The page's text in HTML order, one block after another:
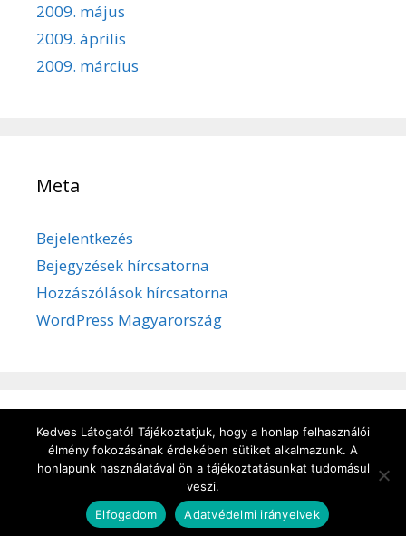
2009. május
2009. április
2009. március
Meta
Bejelentkezés
Bejegyzések hírcsatorna
Hozzászólások hírcsatorna
WordPress Magyarország
Adatvédelem /Süti kezelése/Impresszum
© 2026 kulturbanyasz.hu• KészültGeneratePress
Kedves Látogató! Tájékoztatjuk, hogy a honlap felhasználói
élmény fokozásának érdekében sütiket alkalmazunk. A
honlapunk használatával ön a tájékoztatásunkat tudomásul
veszi.
Elfogadom
Adatvédelmi irányelvek